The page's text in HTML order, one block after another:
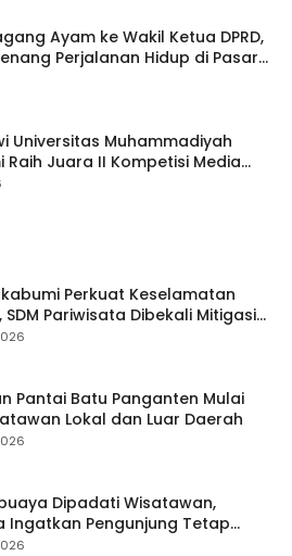
Ayam ke Wakil Ketua DPRD,
Perjalanan Hidup di Pasar
Universitas Muhammadiyah
Raih Juara II Kompetisi Media
Digital Tingkat Internasional
Perkuat Keselamatan
SDM Pariwisata Dibekali Mitigasi
Evakuasi
Pantai Batu Panganten Mulai
Lokal dan Luar Daerah
Dipadati Wisatawan,
Ingatkan Pengunjung Tetap